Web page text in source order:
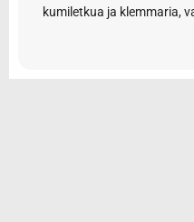
kumiletkua ja klemmaria,